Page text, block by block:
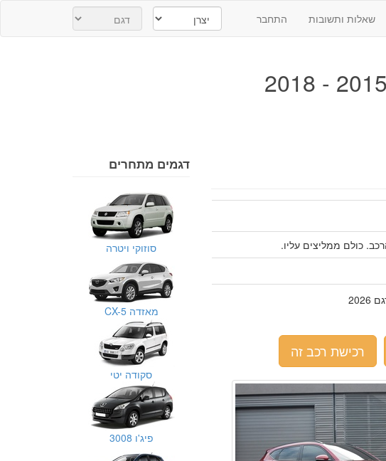
שאלות ותשובות התחבר
רכישת רכב זה
דגמים מתחרים
סוזוקי ויטרה
מאזדה CX-5
סקודה יטי
פיג'ו 3008